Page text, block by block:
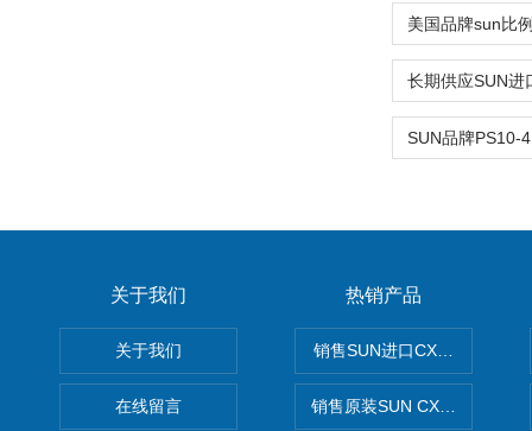
关于我们
关于我们
在线留言
热销产品
销售SUN进口CXGDXCN插
销售原装SUN CXJAXCN全